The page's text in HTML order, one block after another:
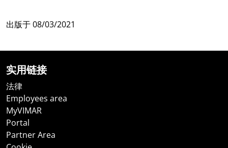
出版于08/03/2021
实用链接
法律
Employees area
MyVIMAR
Portal
Partner Area